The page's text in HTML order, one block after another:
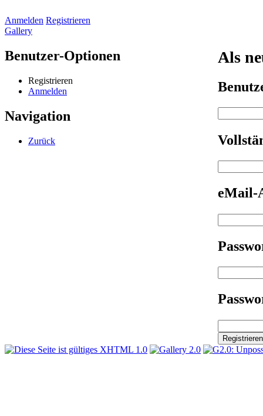
Anmelden Registrieren
Gallery
Benutzer-Optionen
Registrieren
Anmelden
Navigation
Zurück
Als
eMail-